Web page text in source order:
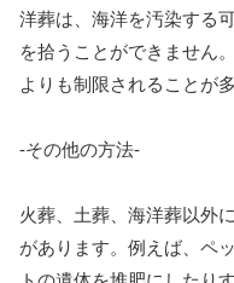
洋葬は、海洋を汚染する
を拾うことができません
よりも制限されることが多
-その他の方法-
火葬、土葬、海洋葬以外
があります。例えば、ペ